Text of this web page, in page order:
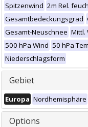
Spitzenwind 2m Rel.
Gesamtbedeckungsgrad
Gesamt-Neuschnee Mittl.
500 hPa Wind 50 hPa
Niederschlagsform
Gebiet
Europa Nordhemisphäre
Options